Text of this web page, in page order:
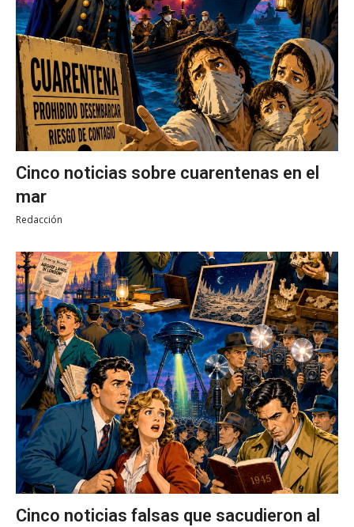
Cinco noticias sobre cuarentenas en el
mar
Redacción
Cinco noticias falsas que sacudieron al